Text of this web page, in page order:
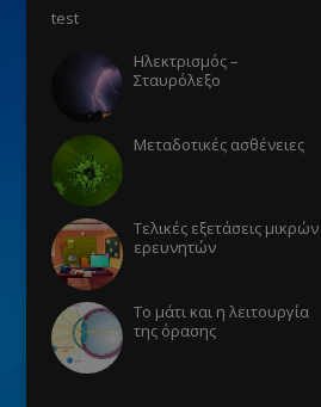
test
Ηλεκτρισμός –
Σταυρόλεξο
Μεταδοτικές ασθένειες
Τελικές εξετάσεις μικρών
ερευνητών
Το μάτι και η λειτουργία
της όρασης